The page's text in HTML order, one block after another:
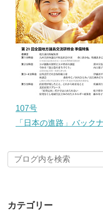
107号
「日本の進路」バック
カテゴリー